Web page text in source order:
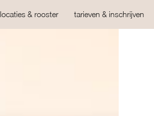
locaties & rooster tarieven & inschrijven